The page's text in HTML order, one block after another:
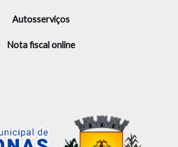
Autosserviços
Nota fiscal online